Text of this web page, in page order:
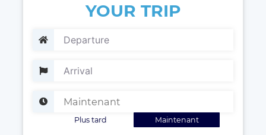
YOUR TRIP
Maintenant
Plus tard